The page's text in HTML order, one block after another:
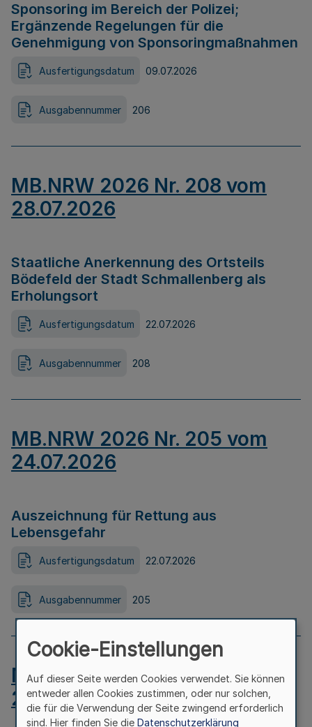
Sponsoring im Bereich der Polizei;
Ergänzende Regelungen für die
Genehmigung von Sponsoringmaßnahmen
Ausfertigungsdatum 09.07.2026
Ausgabennummer 206
MB.NRW 2026 Nr. 208 vom
28.07.2026
Staatliche Anerkennung des Ortsteils
Bödefeld der Stadt Schmallenberg als
Erholungsort
Ausfertigungsdatum 22.07.2026
Ausgabennummer 208
MB.NRW 2026 Nr. 205 vom
24.07.2026
Auszeichnung für Rettung aus
Lebensgefahr
Ausfertigungsdatum 22.07.2026
Ausgabennummer 205
MB.NRW 2026 Nr. 204 vom
24.07.2026
Cookie-Einstellungen
Auf dieser Seite werden Cookies verwendet. Sie können
entweder allen Cookies zustimmen, oder nur solchen,
die für die Verwendung der Seite zwingend erforderlich
sind. Hier finden Sie die Datenschutzerklärung